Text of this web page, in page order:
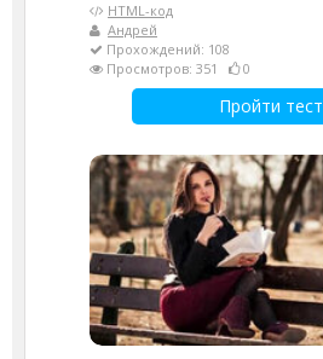
HTML-код
Андрей
Прохождений: 108
Просмотров: 351
0
Пройти тест